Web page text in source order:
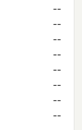
--
--
--
--
--
--
--
--